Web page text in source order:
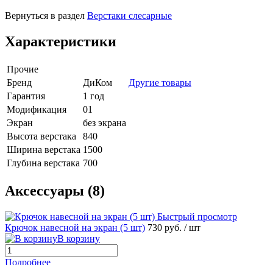
Вернуться в раздел Верстаки слесарные
Характеристики
Прочие
Бренд
ДиКом
Другие товары
Гарантия
1 год
Модификация
01
Экран
без экрана
Высота верстака
840
Ширина верстака 1500
Глубина верстака 700
Аксессуары (8)
Быстрый просмотр
Крючок навесной на экран (5 шт) 730 руб. / шт
В корзину
Подробнее